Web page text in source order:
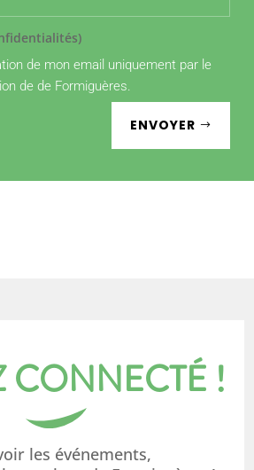
de mon email uniquement par le
de de Formiguères.
ENVOYER
CONNECTÉ !
les événements,